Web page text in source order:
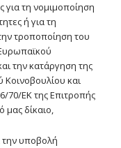
για τη νομιμοποίηση
ή για τη
τροποποίηση του
την κατάργηση της
και
70/ΕΚ της Επιτροπής
μας δίκαιο,
την υποβολή